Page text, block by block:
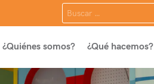
Buscar:
¿Quiénes somos? ¿Qué hacemos?